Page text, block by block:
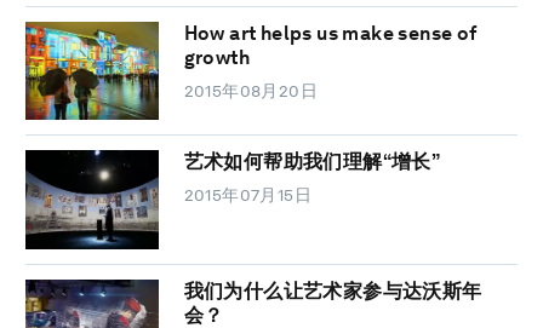
How art helps us make sense of
growth
2015年08月20日
艺术如何帮助我们理解“增长”
2015年07月15日
我们为什么让艺术家参与达沃斯年
会？